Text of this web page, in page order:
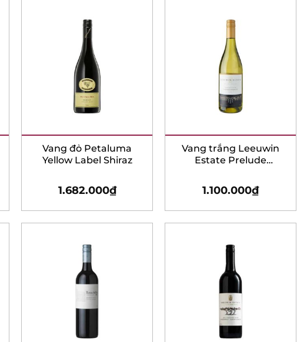
Vang đỏ Petaluma
Yellow Label Shiraz
1.682.000₫
Vang trắng Leeuwin
Estate Prelude
1.100.000₫